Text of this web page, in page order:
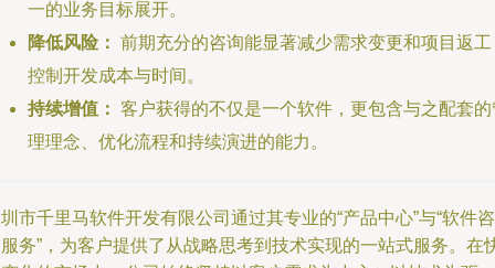
一的业务目标展开。
降低风险： 前期充分的咨询能显著减少需求变更和项目返工
控制开发成本与时间。
持续增值： 客户获得的不仅是一个软件，更包含与之配套的
理理念、优化流程和持续演进的能力。
市千里马软件开发有限公司通过其专业的“产品中心”与“软件咨
务”，为客户提供了从战略思考到技术实现的一站式服务。在